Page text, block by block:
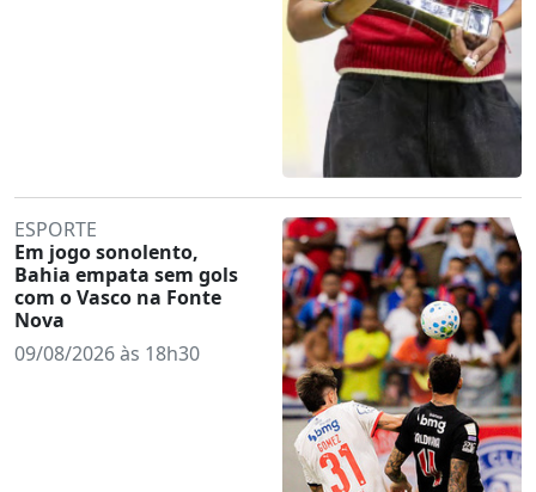
ESPORTE
Em jogo sonolento,
Bahia empata sem gols
com o Vasco na Fonte
Nova
09/08/2026 às 18h30